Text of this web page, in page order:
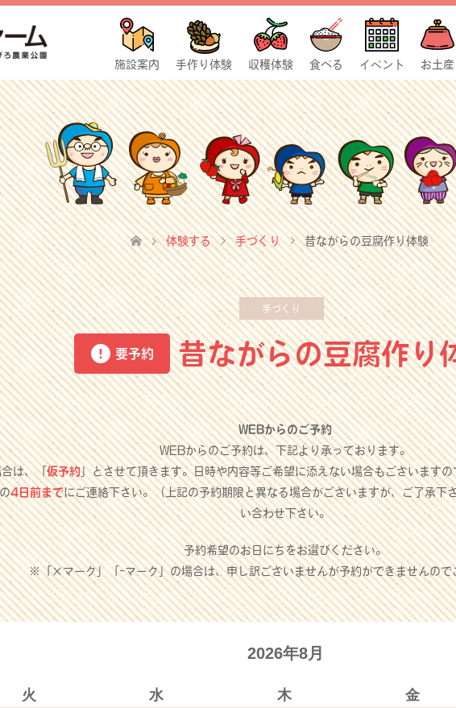
施設案内 手作り体験 収穫体験 食べる イベント お土産
体験する 手づくり 昔ながらの豆腐作り体験
手づくり
要予約 昔ながらの豆腐作り
WEBからのご予約
WEBからのご予約は、下記より承っております。
は、「仮予約」とさせて頂きます。日時や内容等ご希望に添えない場合もございますの
4日前までにご連絡下さい。（上記の予約期限と異なる場合がございますが、ご了承
い合わせ下さい。
予約希望のお日にちをお選びください。
※「×マーク」「-マーク」の場合は、申し訳ございませんが予約ができませんので
2026年8月
火 水 木 金